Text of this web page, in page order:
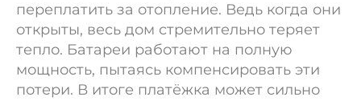
переплатить за отопление. Ведь когда они
открыты, весь дом стремительно теряет
тепло. Батареи работают на полную
мощность, пытаясь компенсировать эти
потери. В итоге платёжка может сильно